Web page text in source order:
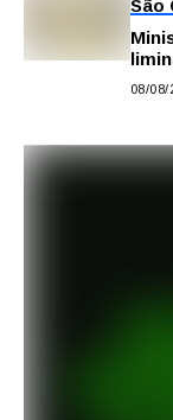
São
08/08/